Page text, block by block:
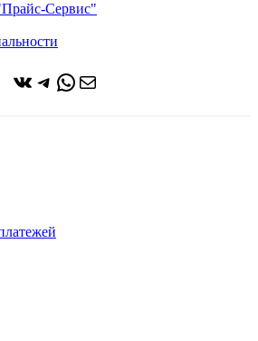
Сервис"
ВКонтакте
Telegram
WhatsApp
Почта